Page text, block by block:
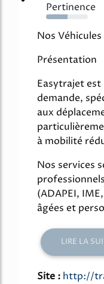
Pertinence
51%
Nos Véhicules
Présentation
Easytrajet
demande,
aux
à mobilité
Nos services
(ADAPEI,
âgées et
LIRE LA
Site : http://